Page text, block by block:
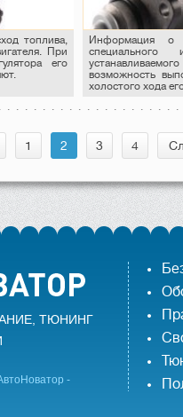
топлива,
При
его
Информация о
специального
возможность
холостого хода
1 2 3 4
ТЮНИНГ
-